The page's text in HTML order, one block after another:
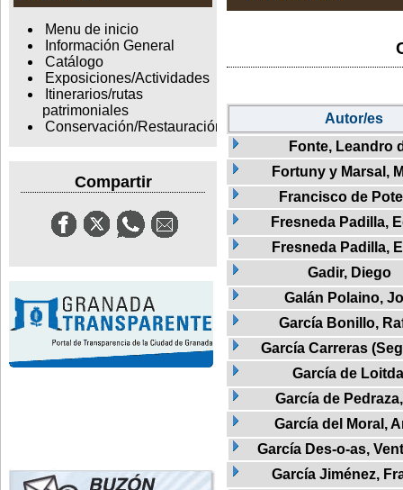
Menu de inicio
Información General
Catálogo
Exposiciones/Actividades
Itinerarios/rutas
patrimoniales
Conservación/Restauración
Compartir
Autor/es
Fonte, Leandro
Fortuny y Marsal,
Francisco de
Fresneda Padilla,
Fresneda Padilla,
Gadir, Diego
Galán Polaino,
García Bonillo,
García Carreras
García de Loitda
García de
García del Moral,
García Des-o-as,
García Jiménez,